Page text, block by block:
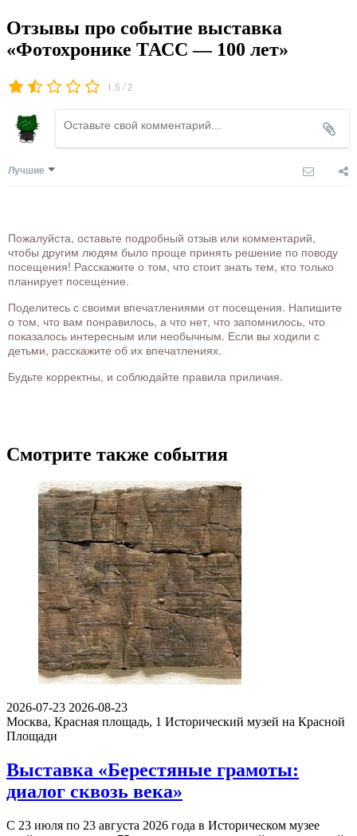
Отзывы про событие выставка
«Фотохронике ТАСС — 100 лет»
1.5 /2
Лучшие
Пожалуйста, оставьте подробный отзыв или комментарий,
чтобы другим людям было проще принять решение по поводу
посещения! Расскажите о том, что стоит знать тем, кто только
планирует посещение.
Поделитесь с своими впечатлениями от посещения. Напишите
о том, что вам понравилось, а что нет, что запомнилось, что
показалось интересным или необычным. Если вы ходили с
детьми, расскажите об их впечатлениях.
Будьте корректны, и соблюдайте правила приличия.
Смотрите также события
2026-07-23 2026-08-23
Москва, Красная площадь, 1 Исторический музей на Красной
Площади
Выставка «Берестяные грамоты:
диалог сквозь века»
С 23 июля по 23 августа 2026 года в Историческом музее